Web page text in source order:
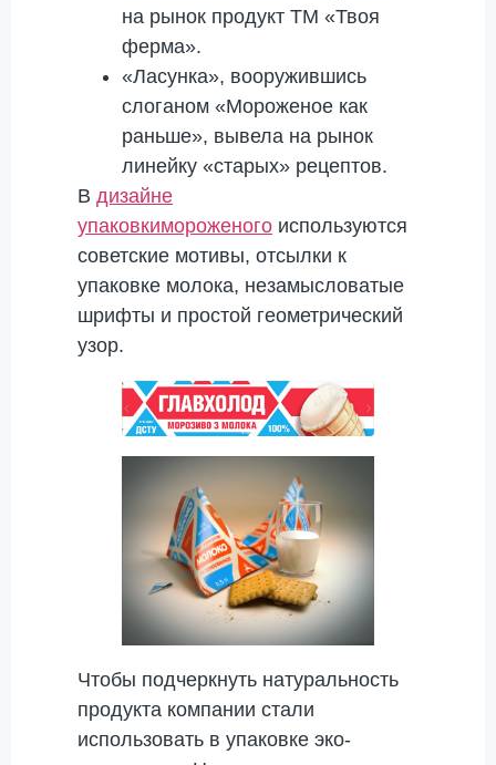
на рынок продукт ТМ «Твоя
ферма».
«Ласунка», вооружившись
слоганом «Мороженое как
раньше», вывела на рынок
линейку «старых» рецептов.
В дизайне
упаковкимороженого используются
советские мотивы, отсылки к
упаковке молока, незамысловатые
шрифты и простой геометрический
узор.
Чтобы подчеркнуть натуральность
продукта компании стали
использовать в упаковке эко-